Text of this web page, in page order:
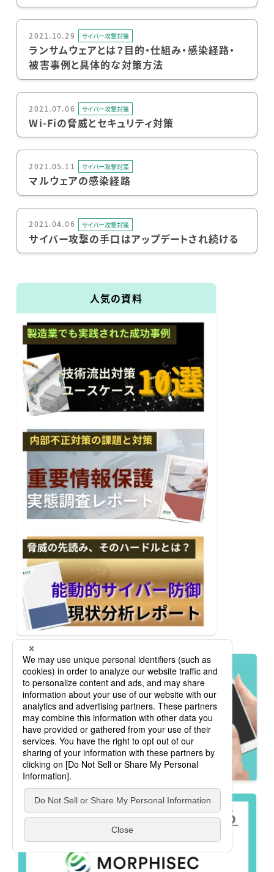
2021.10.29 サイバー攻撃対策
ランサムウェアとは？目的・仕組み・感染経路・
被害事例と具体的な対策方法
2021.07.06 サイバー攻撃対策
Wi-Fiの脅威とセキュリティ対策
2021.05.11 サイバー攻撃対策
マルウェアの感染経路
2021.04.06 サイバー攻撃対策
サイバー攻撃の手口はアップデートされ続ける
人気の資料